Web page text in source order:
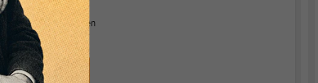
Bücher zum
Gesundheitswesen
veröffentlicht.